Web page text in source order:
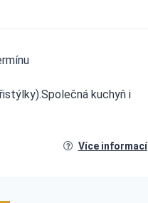
kuchyň i
Více informací